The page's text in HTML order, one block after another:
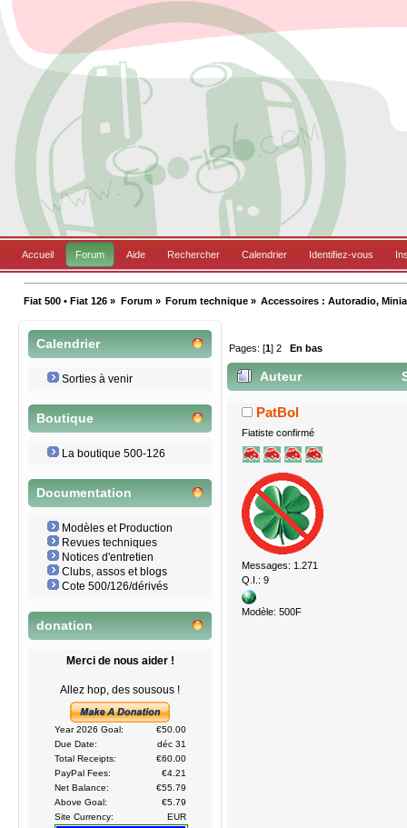
Accueil Forum Aide Rechercher Calendrier Identifiez-vous
Fiat 500 • Fiat 126 » Forum» Forum technique» Accessoires : Autoradio,
Calendrier
Sorties à venir
Boutique
La boutique 500-126
Documentation
Modèles et Production
Revues techniques
Notices d'entretien
Clubs, assos et blogs
Cote 500/126/dérivés
donation
Merci de nous aider !
Allez hop, des sousous !
Year 2026 Goal:
€50.00
Due Date:
déc 31
Total Receipts:
€60.00
PayPal Fees:
€4.21
Net Balance:
€55.79
Above Goal:
€5.79
Site Currency:
EUR
Pages: [1]2 En bas
Auteur
12981 fois)
PatBol
Fiatiste confirmé
Messages: 1.271
Q.I.: 9
Modèle: 500F